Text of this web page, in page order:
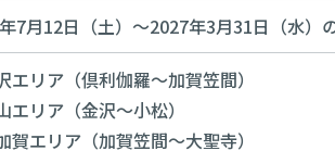
7月12日（土）～2027年3月31日（水）
リア（倶利伽羅～加賀笠間）
リア（金沢～小松）
エリア（加賀笠間～大聖寺）